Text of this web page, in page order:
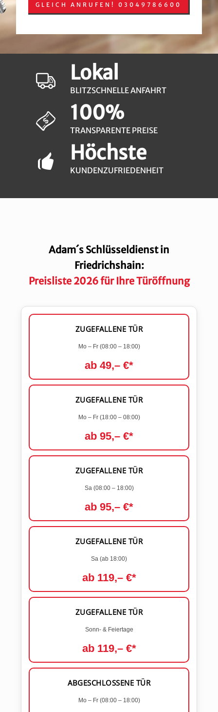
GLEICH ANRUFEN! 03049786600
Lokal
BLITZSCHNELLE ANFAHRT
100%
TRANSPARENTE PREISE
Höchste
KUNDENZUFRIEDENHEIT
Adam´s Schlüsseldienst in
Friedrichshain:
Preisliste 2026 für Ihre Türöffnung
ZUGEFALLENE TÜR
Mo – Fr (08:00 – 18:00)
ab 49,– €*
ZUGEFALLENE TÜR
Mo – Fr (18:00 – 08:00)
ab 95,– €*
ZUGEFALLENE TÜR
Sa (08:00 – 18:00)
ab 95,– €*
ZUGEFALLENE TÜR
Sa (ab 18:00)
ab 119,– €*
ZUGEFALLENE TÜR
Sonn- & Feiertage
ab 119,– €*
ABGESCHLOSSENE TÜR
Mo – Fr (08:00 – 18:00)